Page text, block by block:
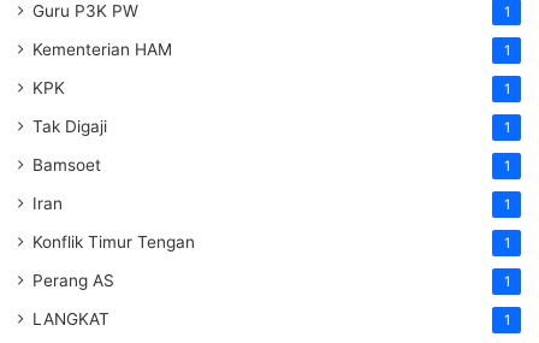
Guru P3K PW 1
Kementerian HAM 1
KPK 1
Tak Digaji 1
Bamsoet 1
Iran 1
Konflik Timur Tengan 1
Perang AS 1
LANGKAT 1